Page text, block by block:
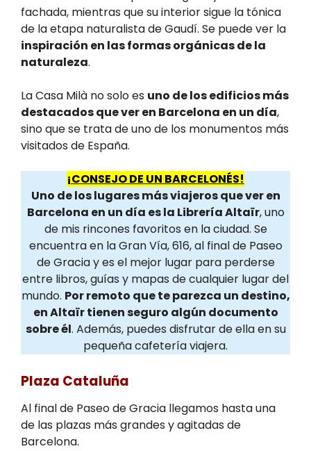
fachada, mientras que su interior sigue la tónica
de la etapa naturalista de Gaudí. Se puede ver la
inspiración en las formas orgánicas de la
naturaleza.
La Casa Milà no solo es uno de los edificios más
destacados que ver en Barcelona en un día,
sino que se trata de uno de los monumentos más
visitados de España.
¡CONSEJO DE UN BARCELONÉS!
Uno de los lugares más viajeros que ver en
Barcelona en un día es la Librería Altaïr, uno
de mis rincones favoritos en la ciudad. Se
encuentra en la Gran Vía, 616, al final de Paseo
de Gracia y es el mejor lugar para perderse
entre libros, guías y mapas de cualquier lugar del
mundo. Por remoto que te parezca un destino,
en Altaïr tienen seguro algún documento
sobre él. Además, puedes disfrutar de ella en su
pequeña cafetería viajera.
Plaza Cataluña
Al final de Paseo de Gracia llegamos hasta una
de las plazas más grandes y agitadas de
Barcelona.